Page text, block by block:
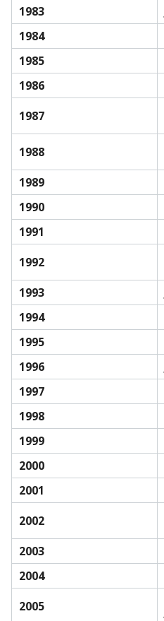
1983
1984
1985
1986
1987
1988
1989
1990
1991
1992
1993
1994
1995
1996
1997
1998
1999
2000
2001
2002
2003
2004
2005